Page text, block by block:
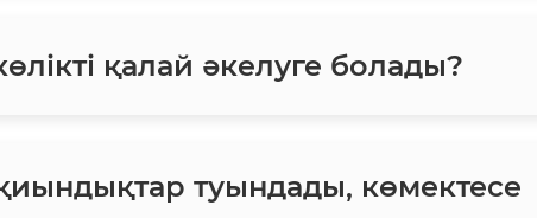
қалай әкелуге болады?
туындады, көмектесе